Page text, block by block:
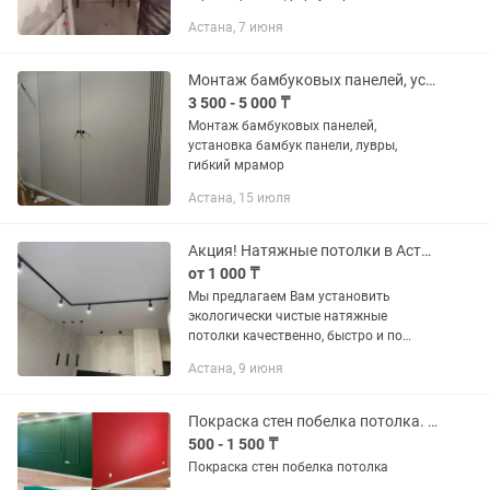
С опытом работы.Стаж работы 20 лет
Астана, 7 июня
Монтаж бамбуковых панелей, установка бамбук панели, лувры, гибкий мрамор
3 500 - 5 000 ₸
Монтаж бамбуковых панелей,
установка бамбук панели, лувры,
гибкий мрамор
Астана, 15 июля
Акция! Натяжные потолки в Астане
от 1 000 ₸
Мы предлагаем Вам установить
экологически чистые натяжные
потолки качественно, быстро и по
посредников. Гипоаллергенный
здоровья. Любой...
Астана, 9 июня
Покраска стен побелка потолка. Левкас стен.
500 - 1 500 ₸
Покраска стен побелка потолка